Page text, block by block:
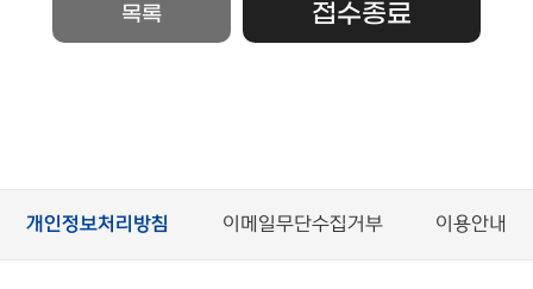
목록 접수종료
개인정보처리방침 이메일무단수집거부 이용안내